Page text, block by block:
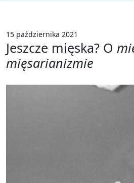
15 października 2021
Jeszcze mięska? O
mięsarianizmie